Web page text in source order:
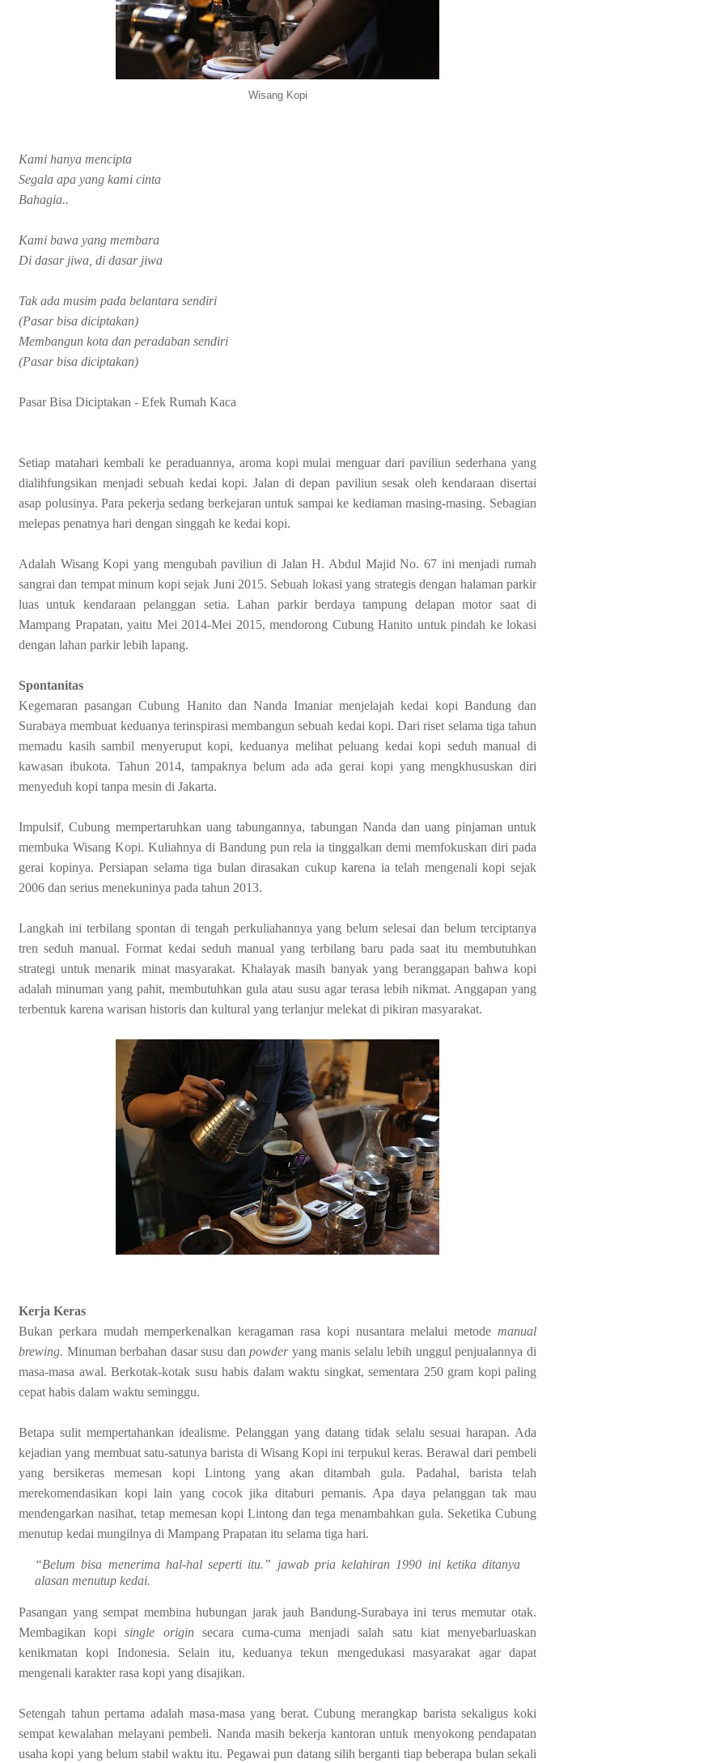
Wisang Kopi
Kami hanya mencipta
Segala apa yang kami cinta
Bahagia..
Kami bawa yang membara
Di dasar jiwa, di dasar jiwa
Tak ada musim pada belantara sendiri
(Pasar bisa diciptakan)
Membangun kota dan peradaban sendiri
(Pasar bisa diciptakan)
Pasar Bisa Diciptakan - Efek Rumah Kaca
Setiap matahari kembali ke peraduannya, aroma kopi mulai menguar dari paviliun sederhana yang
dialihfungsikan menjadi sebuah kedai kopi. Jalan di depan paviliun sesak oleh kendaraan disertai
asap polusinya. Para pekerja sedang berkejaran untuk sampai ke kediaman masing-masing. Sebagian
melepas penatnya hari dengan singgah ke kedai kopi.
Adalah Wisang Kopi yang mengubah paviliun di Jalan H. Abdul Majid No. 67 ini menjadi rumah
sangrai dan tempat minum kopi sejak Juni 2015. Sebuah lokasi yang strategis dengan halaman parkir
luas untuk kendaraan pelanggan setia. Lahan parkir berdaya tampung delapan motor saat di
Mampang Prapatan, yaitu Mei 2014-Mei 2015, mendorong Cubung Hanito untuk pindah ke lokasi
dengan lahan parkir lebih lapang.
Spontanitas
Kegemaran pasangan Cubung Hanito dan Nanda Imaniar menjelajah kedai kopi Bandung dan
Surabaya membuat keduanya terinspirasi membangun sebuah kedai kopi. Dari riset selama tiga tahun
memadu kasih sambil menyeruput kopi, keduanya melihat peluang kedai kopi seduh manual di
kawasan ibukota. Tahun 2014, tampaknya belum ada ada gerai kopi yang mengkhususkan diri
menyeduh kopi tanpa mesin di Jakarta.
Impulsif, Cubung mempertaruhkan uang tabungannya, tabungan Nanda dan uang pinjaman untuk
membuka Wisang Kopi. Kuliahnya di Bandung pun rela ia tinggalkan demi memfokuskan diri pada
gerai kopinya. Persiapan selama tiga bulan dirasakan cukup karena ia telah mengenali kopi sejak
2006 dan serius menekuninya pada tahun 2013.
Langkah ini terbilang spontan di tengah perkuliahannya yang belum selesai dan belum terciptanya
tren seduh manual. Format kedai seduh manual yang terbilang baru pada saat itu membutuhkan
strategi untuk menarik minat masyarakat. Khalayak masih banyak yang beranggapan bahwa kopi
adalah minuman yang pahit, membutuhkan gula atau susu agar terasa lebih nikmat. Anggapan yang
terbentuk karena warisan historis dan kultural yang terlanjur melekat di pikiran masyarakat.
Kerja Keras
Bukan perkara mudah memperkenalkan keragaman rasa kopi nusantara melalui metode manual
brewing. Minuman berbahan dasar susu danpowderyang manis selalu lebih unggul penjualannya di
masa-masa awal. Berkotak-kotak susu habis dalam waktu singkat, sementara 250 gram kopi paling
cepat habis dalam waktu seminggu.
Betapa sulit mempertahankan idealisme. Pelanggan yang datang tidak selalu sesuai harapan. Ada
kejadian yang membuat satu-satunya barista di Wisang Kopi ini terpukul keras. Berawal dari pembeli
yang bersikeras memesan kopi Lintong yang akan ditambah gula. Padahal, barista telah
merekomendasikan kopi lain yang cocok jika ditaburi pemanis. Apa daya pelanggan tak mau
mendengarkan nasihat, tetap memesan kopi Lintong dan tega menambahkan gula. Seketika Cubung
menutup kedai mungilnya di Mampang Prapatan itu selama tiga hari.
“Belum bisa menerima hal-hal seperti itu.” jawab pria kelahiran 1990 ini ketika ditanya
alasan menutup kedai.
Pasangan yang sempat membina hubungan jarak jauh Bandung-Surabaya ini terus memutar otak.
Membagikan kopisingle originsecara cuma-cuma menjadi salah satu kiat menyebarluaskan
kenikmatan kopi Indonesia. Selain itu, keduanya tekun mengedukasi masyarakat agar dapat
mengenali karakter rasa kopi yang disajikan.
Setengah tahun pertama adalah masa-masa yang berat. Cubung merangkap barista sekaligus koki
sempat kewalahan melayani pembeli. Nanda masih bekerja kantoran untuk menyokong pendapatan
usaha kopi yang belum stabil waktu itu. Pegawai pun datang silih berganti tiap beberapa bulan sekali